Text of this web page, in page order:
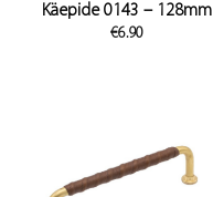
Käepide 0143 – 128mm
€6.90